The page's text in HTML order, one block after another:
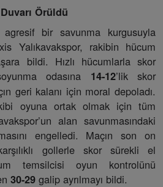
Örüldü
agresif bir savunma kurgusuyla
Yalıkavakspor, rakibin hücum
bildi. Hızlı hücumlarla skor
odasına 14-12’lik skor
geri kalanı için moral depoladı.
oyuna ortak olmak için tüm
alan savunmasındaki
engelledi. Maçın son on
gollerle skor sürekli el
temsilcisi oyun kontrolünü
30-29 galip ayrılmayı bildi.